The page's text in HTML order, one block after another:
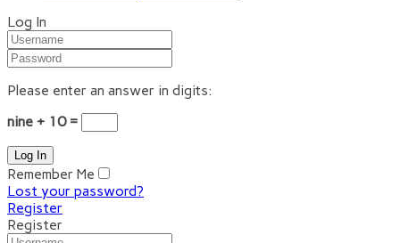
Log In
Please enter an answer in digits:
nine + 10 =
Remember Me
Lost your password?
Register
Register